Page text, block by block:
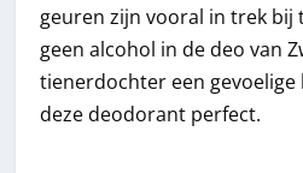
geuren zijn vooral in trek bij
geen alcohol in de deo van
tienerdochter een
deze deodorant perfect.